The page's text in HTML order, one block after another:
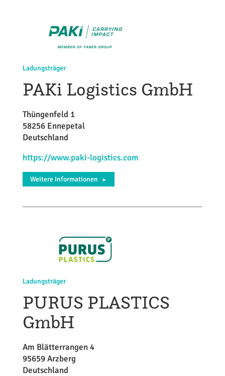
Ladungsträger
PAKi Logistics GmbH
Thüngenfeld 1
58256 Ennepetal
Deutschland
https://www.paki-logistics.com
Weitere Informationen ►
Ladungsträger
PURUS PLASTICS
GmbH
Am Blätterrangen 4
95659 Arzberg
Deutschland